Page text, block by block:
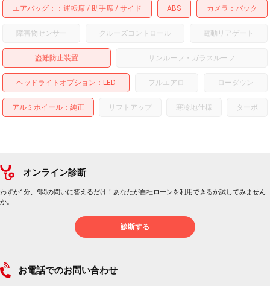
エアバッグ： 運転席 助手席 サイド ABS カメラ バック
障害物センサー クルーズコントロール 電動リアゲート
盗難防止装置 サンルーフ・ガラスルーフ
ヘッドライトオプション LED フルエアロ ローダウン
アルミホイール ：純正 リフトアップ 寒冷地仕様 ターボ
オンライン診断
わずか1分、9問の問いに答えるだけ！あなたが自社ローンを利用できるか試してみません
か。
診断する
お電話でのお問い合わせ